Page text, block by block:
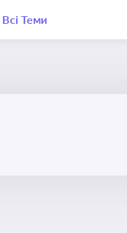
Всі Теми